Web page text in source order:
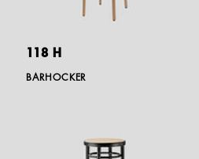
118 H
BARHOCKER